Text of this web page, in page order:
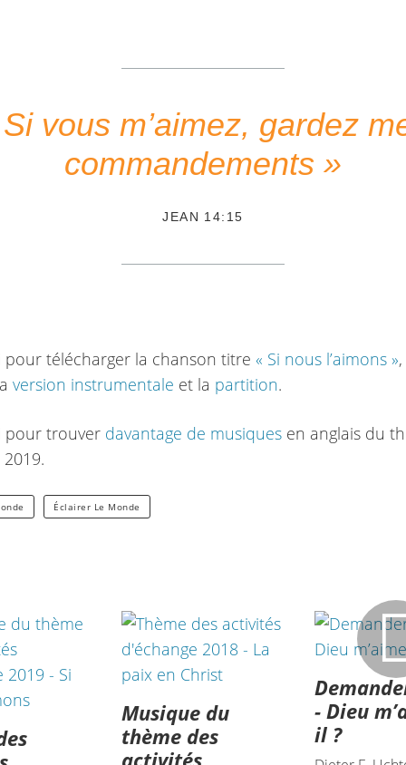
vous m’aimez, gardez
commandements »
JEAN 14:15
pour télécharger la chanson titre« Si nous l’aimons »
version instrumentale et la partition.
pour trouver davantage de musiques en anglais du
Éclairer Le Monde
Musique du
thème des
- Dieu
il ?